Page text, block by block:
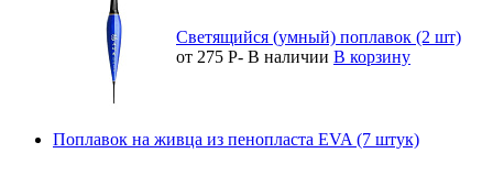
Светящийся (умный) поплавок (2 шт)
от 275 Р- В наличии В корзину
Поплавок на живца из пенопласта EVA (7 штук)